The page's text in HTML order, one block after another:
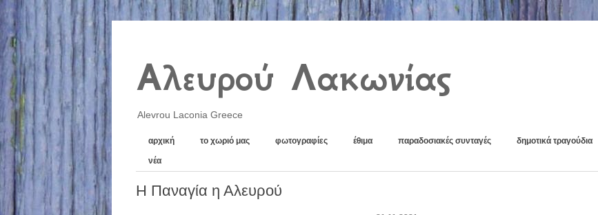
Αλευρού Λακωνίας
Alevrou Laconia Greece
αρχική το χωριό μας φωτογραφίες έθιμα παραδοσιακές συνταγές δημοτικά τραγούδια
νέα
Η Παναγία η Αλευρού